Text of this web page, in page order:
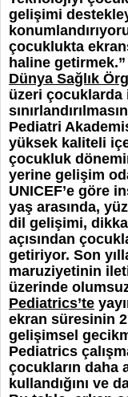
gelişimi
çocuklukta
haline getirmek.”
Dünya Sağlık
üzeri çocuklarda
Pediatri
yüksek kaliteli
çocukluk
yerine gelişim
UNICEF’e göre
yaş arasında,
dil gelişimi,
açısından
getiriyor. Son
maruziyetinin
üzerinde
Pediatrics’te
ekran süresinin
gelişimsel
Pediatrics
çocukların daha
kullandığını ve